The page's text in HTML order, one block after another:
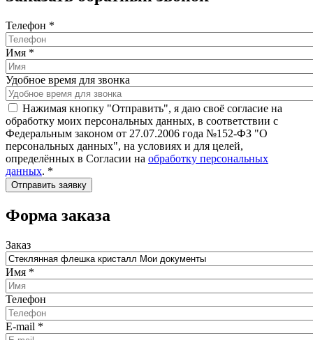
Телефон *
Имя *
Удобное время для звонка
Нажимая кнопку "Отправить", я даю своё согласие на
обработку моих персональных данных, в соответствии с
Федеральным законом от 27.07.2006 года №152-ФЗ "О
персональных данных", на условиях и для целей,
определённых в Согласии на обработку персональных
данных. *
Форма заказа
Заказ
Имя *
Телефон
E-mail *